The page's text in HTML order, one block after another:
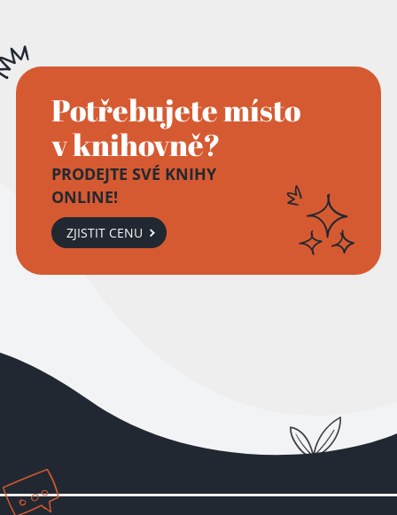
Potřebujete místo
v knihovně?
PRODEJTE SVÉ KNIHY
ONLINE!
ZJISTIT CENU